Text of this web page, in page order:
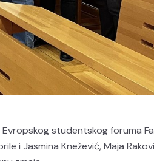
Evropskog studentskog foruma
i Jasmina Knežević, Maja